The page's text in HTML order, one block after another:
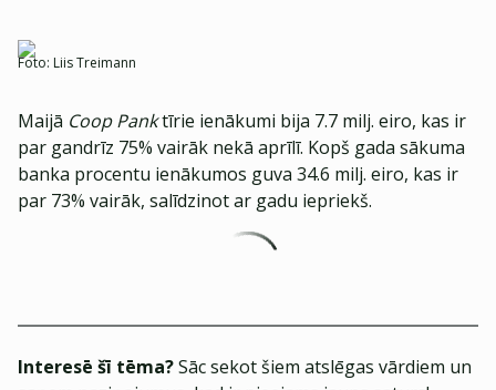
Foto: Liis Treimann
Maijā Coop Panktīrie ienākumi bija 7.7 milj. eiro, kas ir
par gandrīz 75% vairāk nekā aprīlī. Kopš gada sākuma
banka procentu ienākumos guva 34.6 milj. eiro, kas ir
par 73% vairāk, salīdzinot ar gadu iepriekš.
Interesē šī tēma?Sāc sekot šiem atslēgas vārdiem un